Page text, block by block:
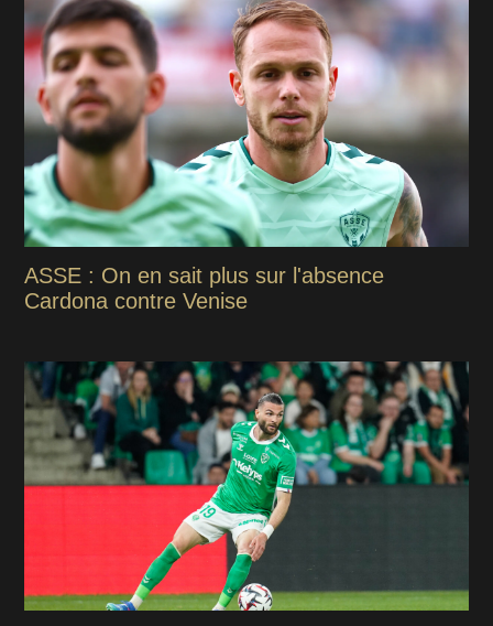
ASSE : On en sait plus sur l'absence
Cardona contre Venise